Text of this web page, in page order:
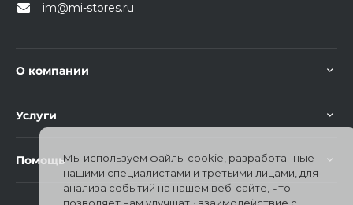
недели
im@mi-stores.ru
О компании
Услуги
ПомощьМы используем файлы cookie, разработанные
нашими специалистами и третьими лицами, для
анализа событий на нашем веб-сайте, что